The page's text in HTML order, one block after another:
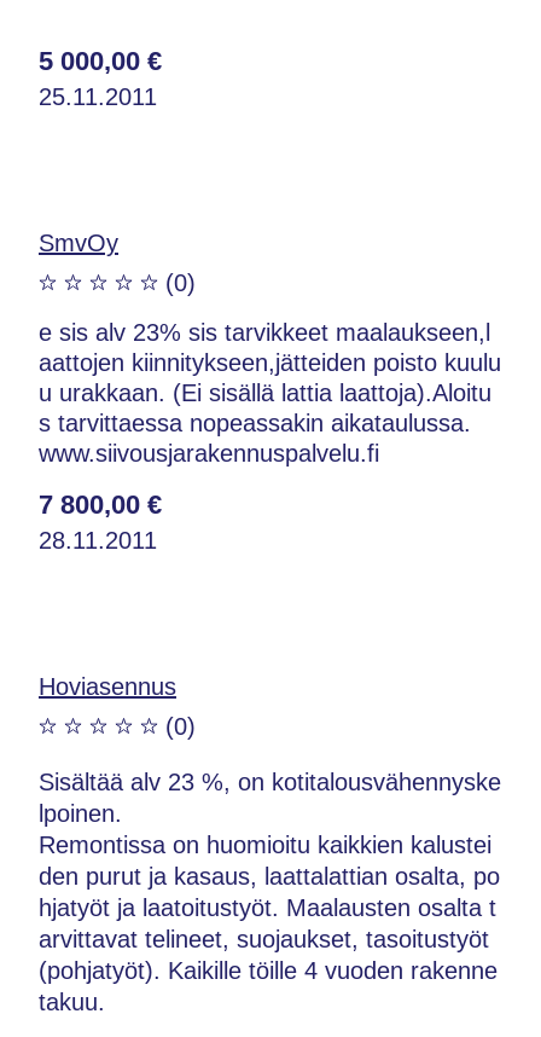
5 000,00 €
25.11.2011
SmvOy
(0)
e sis alv 23% sis tarvikkeet maalaukseen,l
aattojen kiinnitykseen,jätteiden poisto kuulu
u urakkaan. (Ei sisällä lattia laattoja).Aloitu
s tarvittaessa nopeassakin aikataulussa.
www.siivousjarakennuspalvelu.fi
7 800,00 €
28.11.2011
Hoviasennus
(0)
Sisältää alv 23 %, on kotitalousvähennyske
lpoinen.
Remontissa on huomioitu kaikkien kalustei
den purut ja kasaus, laattalattian osalta, po
hjatyöt ja laatoitustyöt. Maalausten osalta t
arvittavat telineet, suojaukset, tasoitustyöt
(pohjatyöt). Kaikille töille 4 vuoden rakenne
takuu.